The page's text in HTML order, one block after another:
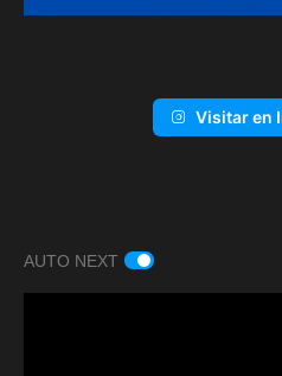
Visitar en
AUTO NEXT